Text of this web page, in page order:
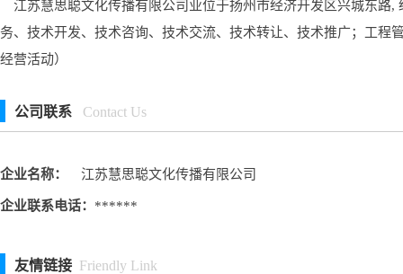
江苏慧思聪文化传播有限公司业位于扬州市经济开发区兴城东路,
务、技术开发、技术咨询、技术交流、技术转让、技术推广；工
经营活动）
公司联系 Contact Us
企业名称： 江苏慧思聪文化传播有限公司
企业联系电话： ******
友情链接 Friendly Link